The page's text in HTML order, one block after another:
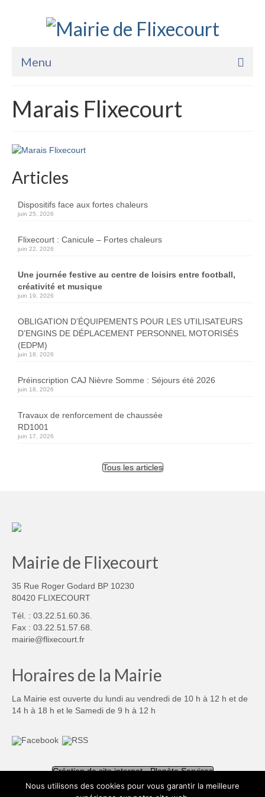
Menu
La Mairie
Sports Loisirs et Culture
Marais Flixecourt
Articles
Dispositifs face aux fortes chaleurs
juin 25, 2026
Flixecourt : Canicule – Fortes chaleurs
juin 22, 2026
Une journée festive au centre de loisirs entre football,
créativité et musique
juin 19, 2026
OBLIGATION D’ÉQUIPEMENTS POUR LES UTILISATEURS
D’ENGINS DE DÉPLACEMENT PERSONNEL MOTORISÉS
(EDPM)
juin 18, 2026
Préinscription CAJ Nièvre Somme : Séjours été 2026
juin 18, 2026
Travaux de renforcement de chaussée
RD1001
juin 17, 2026
Tous les articles
Mairie de Flixecourt
35 Rue Roger Godard BP 10230
80420 FLIXECOURT
Tél. : 03.22.51.60.36.
Fax : 03.22.51.57.68.
mairie@flixecourt.fr
Horaires de la Mairie
La Mairie est ouverte du lundi au vendredi de 10 h à 12 h et de
14 h à 18 h et le Samedi de 9 h à 12 h
Création de site internet - Planète Services
Nous utilisons des cookies pour vous garantir la meilleure